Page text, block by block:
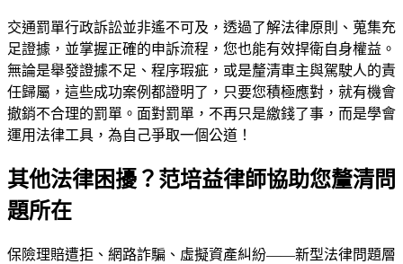
交通罰單行政訴訟並非遙不可及，透過了解法律原則、蒐集充
足證據，並掌握正確的申訴流程，您也能有效捍衛自身權益。
無論是舉發證據不足、程序瑕疵，或是釐清車主與駕駛人的責
任歸屬，這些成功案例都證明了，只要您積極應對，就有機會
撤銷不合理的罰單。面對罰單，不再只是繳錢了事，而是學會
運用法律工具，為自己爭取一個公道！
其他法律困擾？范培益律師協助您釐清問
題所在
保險理賠遭拒、網路詐騙、虛擬資產糾紛——新型法律問題層